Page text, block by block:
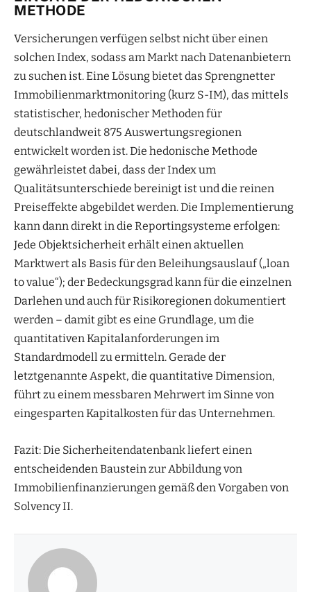
METHODE
Versicherungen verfügen selbst nicht über einen
solchen Index, sodass am Markt nach Datenanbietern
zu suchen ist. Eine Lösung bietet das Sprengnetter
Immobilienmarktmonitoring (kurz S-IM), das mittels
statistischer, hedonischer Methoden für
deutschlandweit 875 Auswertungsregionen
entwickelt worden ist. Die hedonische Methode
gewährleistet dabei, dass der Index um
Qualitätsunterschiede bereinigt ist und die reinen
Preiseffekte abgebildet werden. Die Implementierung
kann dann direkt in die Reportingsysteme erfolgen:
Jede Objektsicherheit erhält einen aktuellen
Marktwert als Basis für den Beleihungsauslauf („loan
to value“); der Bedeckungsgrad kann für die einzelnen
Darlehen und auch für Risikoregionen dokumentiert
werden – damit gibt es eine Grundlage, um die
quantitativen Kapitalanforderungen im
Standardmodell zu ermitteln. Gerade der
letztgenannte Aspekt, die quantitative Dimension,
führt zu einem messbaren Mehrwert im Sinne von
eingesparten Kapitalkosten für das Unternehmen.
Fazit: Die Sicherheitendatenbank liefert einen
entscheidenden Baustein zur Abbildung von
Immobilienfinanzierungen gemäß den Vorgaben von
Solvency II.